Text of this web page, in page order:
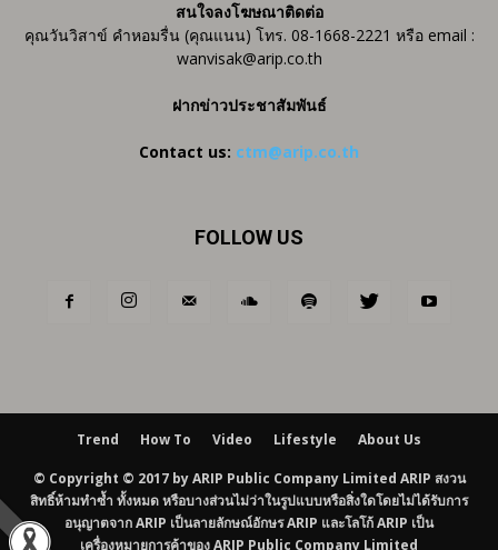
สนใจลงโฆษณาติดต่อ
คุณวันวิสาข์ คำหอมรื่น (คุณแนน) โทร. 08-1668-2221 หรือ email :
wanvisak@arip.co.th
ฝากข่าวประชาสัมพันธ์
Contact us: ctm@arip.co.th
FOLLOW US
Trend How To Video Lifestyle About Us
© Copyright © 2017 by ARIP Public Company Limited ARIP สงวน
สิทธิ์ห้ามทำซ้ำ ทั้งหมด หรือบางส่วนไม่ว่าในรูปแบบหรือสิ่งใดโดยไม่ได้รับการ
อนุญาตจาก ARIP เป็นลายลักษณ์อักษร ARIP และโลโก้ ARIP เป็น
เครื่องหมายการค้าของ ARIP Public Company Limited